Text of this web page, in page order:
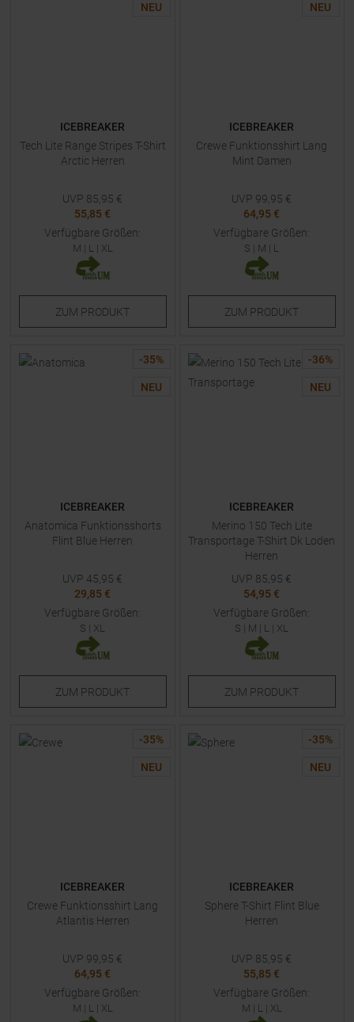
NEU
ICEBREAKER
Tech Lite Range Stripes T-Shirt
Arctic Herren
UVP 85,95 €
55,85 €
Verfügbare Größen:
M | L | XL
ZUM PRODUKT
NEU
ICEBREAKER
Crewe Funktionsshirt Lang
Mint Damen
UVP 99,95 €
64,95 €
Verfügbare Größen:
S | M | L
ZUM PRODUKT
-35%
NEU
ICEBREAKER
Anatomica Funktionsshorts
Flint Blue Herren
UVP 45,95 €
29,85 €
Verfügbare Größen:
S | XL
ZUM PRODUKT
-36%
NEU
ICEBREAKER
Merino 150 Tech Lite
Transportage T-Shirt Dk Loden
Herren
UVP 85,95 €
54,95 €
Verfügbare Größen:
S | M | L | XL
ZUM PRODUKT
-35%
NEU
ICEBREAKER
Crewe Funktionsshirt Lang
Atlantis Herren
UVP 99,95 €
64,95 €
Verfügbare Größen:
M | L | XL
-35%
NEU
ICEBREAKER
Sphere T-Shirt Flint Blue
Herren
UVP 85,95 €
55,85 €
Verfügbare Größen:
M | L | XL